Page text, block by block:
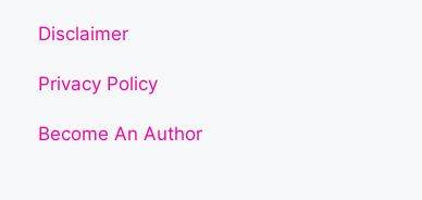
Disclaimer
Privacy Policy
Become An Author